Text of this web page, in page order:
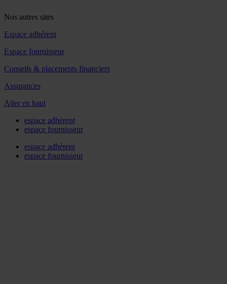
Nos autres sites
Espace adhérent
Espace fournisseur
Conseils & placements financiers
Assurances
Aller en haut
espace adhérent
espace fournisseur
espace adhérent
espace fournisseur